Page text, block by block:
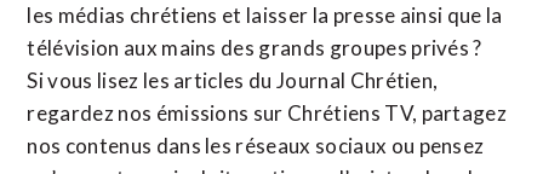
les médias chrétiens et laisser la presse ainsi que la
télévision aux mains des grands groupes privés ?
Si vous lisez les articles du Journal Chrétien,
regardez nos émissions sur Chrétiens TV, partagez
nos contenus dans les réseaux sociaux ou pensez